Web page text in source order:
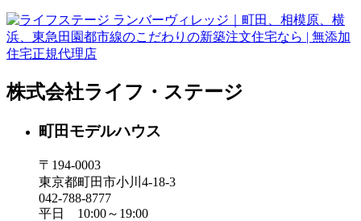
株式会社ライフ・ステージ
町田モデルハウス
〒194-0003
東京都町田市小川4-18-3
042-788-8777
平日 10:00～19:00